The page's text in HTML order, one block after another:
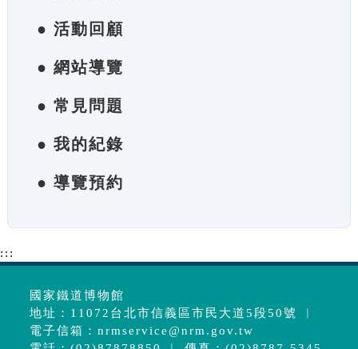
● 活動回顧
● 網站導覽
● 常見問題
● 我的紀錄
● 導覽預約
:::
國家鐵道博物館
地址：11072台北市信義區市民大道5段50號 ︱
電子信箱：nrmservice@nrm.gov.tw